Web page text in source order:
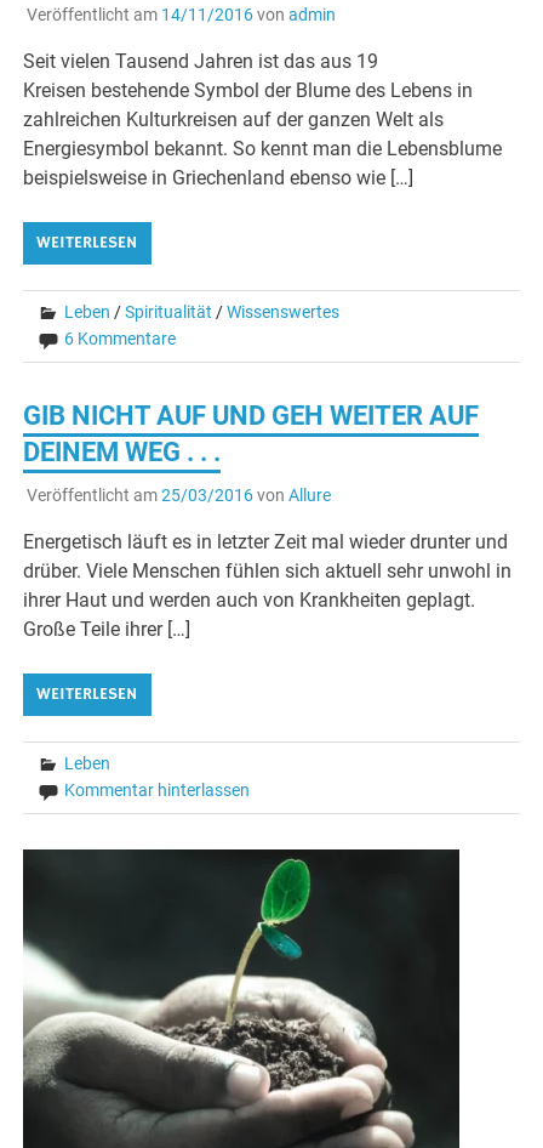
Veröffentlicht am 14/11/2016von admin
Seit vielen Tausend Jahren ist das aus 19
Kreisen bestehende Symbol der Blume des Lebens in
zahlreichen Kulturkreisen auf der ganzen Welt als
Energiesymbol bekannt. So kennt man die Lebensblume
beispielsweise in Griechenland ebenso wie […]
WEITERLESEN
Leben /Spiritualität /Wissenswertes
6 Kommentare
GIB NICHT AUF UND GEH WEITER AUF
DEINEM WEG . . .
Veröffentlicht am25/03/2016von Allure
Energetisch läuft es in letzter Zeit mal wieder drunter und
drüber. Viele Menschen fühlen sich aktuell sehr unwohl in
ihrer Haut und werden auch von Krankheiten geplagt.
Große Teile ihrer […]
WEITERLESEN
Leben
Kommentar hinterlassen